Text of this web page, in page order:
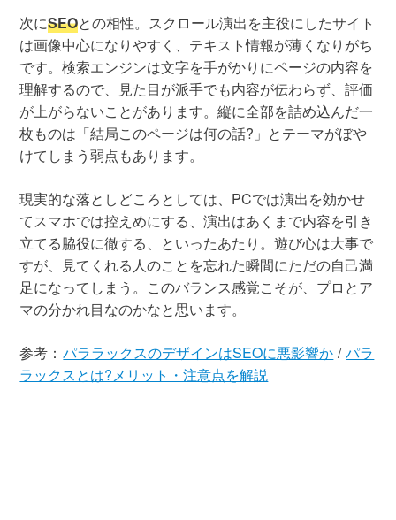
次にSEOとの相性。スクロール演出を主役にしたサイト
は画像中心になりやすく、テキスト情報が薄くなりがち
です。検索エンジンは文字を手がかりにページの内容を
理解するので、見た目が派手でも内容が伝わらず、評価
が上がらないことがあります。縦に全部を詰め込んだ一
枚ものは「結局このページは何の話?」とテーマがぼや
けてしまう弱点もあります。
現実的な落としどころとしては、PCでは演出を効かせ
てスマホでは控えめにする、演出はあくまで内容を引き
立てる脇役に徹する、といったあたり。遊び心は大事で
すが、見てくれる人のことを忘れた瞬間にただの自己満
足になってしまう。このバランス感覚こそが、プロとア
マの分かれ目なのかなと思います。
参考： パララックスのデザインはSEOに悪影響か /パラ
ラックスとは?メリット・注意点を解説